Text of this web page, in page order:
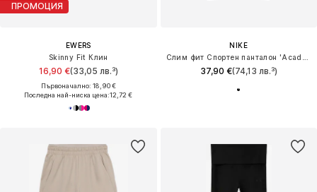
ПРОМОЦИЯ
EWERS
Skinny Fit Клин
16,90 €(33,05 лв.³)
Първоначално: 18,90 €
Последна най-ниска цена:12,72 €
NIKE
37,90 €(74,13 лв.³)